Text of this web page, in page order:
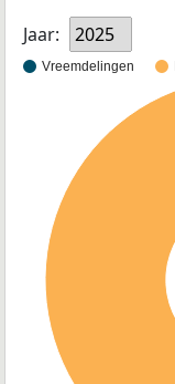
Jaar:
2025
Vreemdelingen